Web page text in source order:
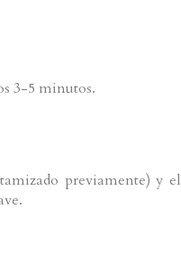
3-5 minutos.
previamente) y el